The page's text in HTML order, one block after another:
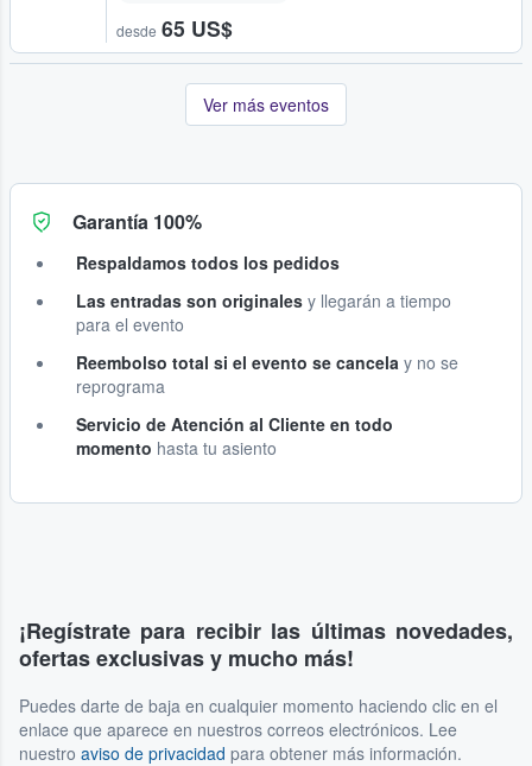
desde 65 US$
Ver más eventos
Garantía 100%
Respaldamos todos los pedidos
Las entradas son originales y llegarán a tiempo
para el evento
Reembolso total si el evento se cancela y no se
reprograma
Servicio de Atención al Cliente en todo
momento hasta tu asiento
¡Regístrate para recibir las últimas novedades,
ofertas exclusivas y mucho más!
Puedes darte de baja en cualquier momento haciendo clic en el
enlace que aparece en nuestros correos electrónicos. Lee
nuestro aviso de privacidad para obtener más información.